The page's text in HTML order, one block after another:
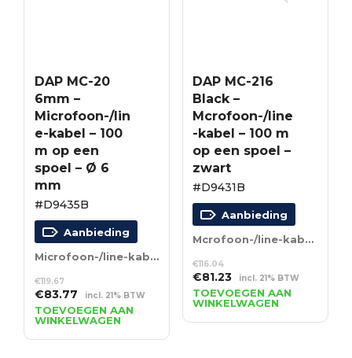
DAP MC-20
6mm –
Microfoon-/lin
e-kabel – 100
m op een
spoel – Ø 6
mm
#D9435B
Aanbieding
Microfoon-/line-kabel – 100 m op een spoel – Ø 6 mm
€119.67
Oorspronkelijke
prijs
was:
€119.67.
€83.77Huidige
prijs
is:
€83.77.
incl. 21% BTW
TOEVOEGEN AAN
WINKELWAGEN
DAP MC-216
Black –
Mcrofoon-/line
-kabel – 100 m
op een spoel –
zwart
#D9431B
Aanbieding
Mcrofoon-/line-kabel – 100 m op een spoel – zwart
€116.04
Oorspronkelijke
prijs
was:
€116.04.
€81.23Huidige
prijs
is:
€81.23.
incl. 21% BTW
TOEVOEGEN AAN
WINKELWAGEN